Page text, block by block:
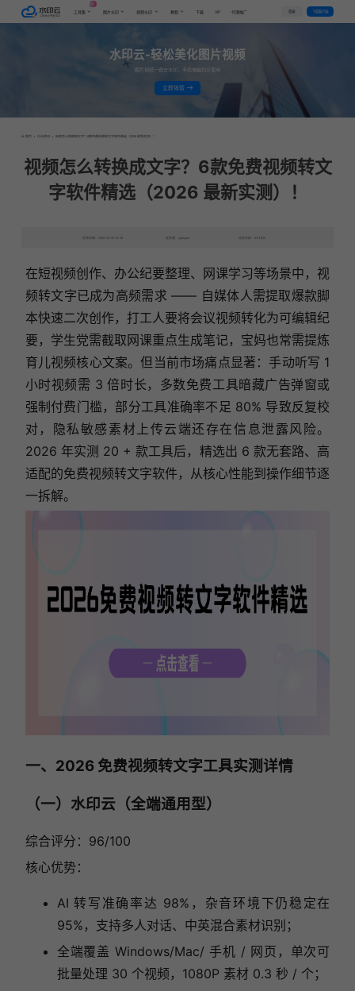
工具集 图片水印 视频水印 教程 下载 VIP 代理推广 登录 下载客户端
水印云-轻松美化图片视频
图片视频一键去水印，手机电脑均可使用
立即体验
首页 > 行业资讯 > 视频怎么转换成文字？6款免费视频转文字软件精选（2026 最新实测）！
视频怎么转换成文字？6款免费视频转文
字软件精选（2026 最新实测）！
发布日期：2026-02-05 14:39 发表者：qianqian 浏览次数：5448次
在短视频创作、办公纪要整理、网课学习等场景中，视
频转文字已成为高频需求 —— 自媒体人需提取爆款脚
本快速二次创作，打工人要将会议视频转化为可编辑纪
要，学生党需截取网课重点生成笔记，宝妈也常需提炼
育儿视频核心文案。但当前市场痛点显著：手动听写 1
小时视频需 3 倍时长，多数免费工具暗藏广告弹窗或
强制付费门槛，部分工具准确率不足 80% 导致反复校
对，隐私敏感素材上传云端还存在信息泄露风险。
2026 年实测 20 + 款工具后，精选出 6 款无套路、高
适配的免费视频转文字软件，从核心性能到操作细节逐
一拆解。
一、2026 免费视频转文字工具实测详情
（一）水印云（全端通用型）
综合评分：96/100
核心优势：
AI 转写准确率达 98%，杂音环境下仍稳定在
95%，支持多人对话、中英混合素材识别；
全端覆盖 Windows/Mac/ 手机 / 网页，单次可
批量处理 30 个视频，1080P 素材 0.3 秒 / 个；